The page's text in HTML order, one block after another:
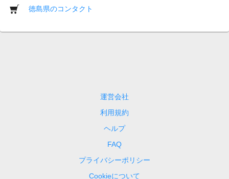
徳島県のコンタクト
運営会社
利用規約
ヘルプ
FAQ
プライバシーポリシー
Cookieについて